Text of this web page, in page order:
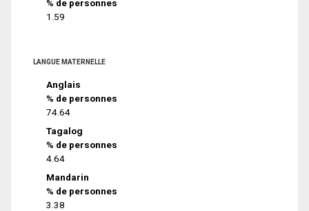
% de personnes
1.59
LANGUE MATERNELLE
Anglais
% de personnes
74.64
Tagalog
% de personnes
4.64
Mandarin
% de personnes
3.38